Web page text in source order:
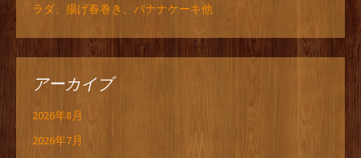
ラダ、揚げ春巻き、バナナケーキ他
アーカイブ
2026年8月
2026年7月